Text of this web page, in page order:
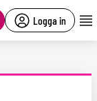
Logga in